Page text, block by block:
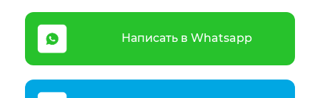
Написать в Whatsapp